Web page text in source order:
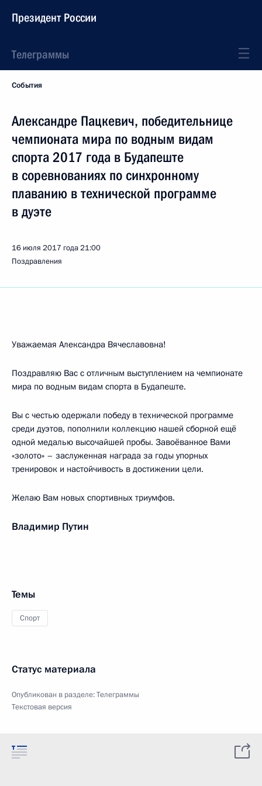
Президент России
Телеграммы
События
Александре Пацкевич, победительнице
чемпионата мира по водным видам
спорта 2017 года в Будапеште
в соревнованиях по синхронному
плаванию в технической программе
в дуэте
16 июля 2017 года21:00
Поздравления
Уважаемая Александра Вячеславовна!
Поздравляю Вас с отличным выступлением на чемпионате
мира по водным видам спорта в Будапеште.
Вы с честью одержали победу в технической программе
среди дуэтов, пополнили коллекцию нашей сборной ещё
одной медалью высочайшей пробы. Завоёванное Вами
«золото» – заслуженная награда за годы упорных
тренировок и настойчивость в достижении цели.
Желаю Вам новых спортивных триумфов.
Владимир Путин
Темы
Спорт
Статус материала
Опубликован в разделе:Телеграммы
Текстовая версия